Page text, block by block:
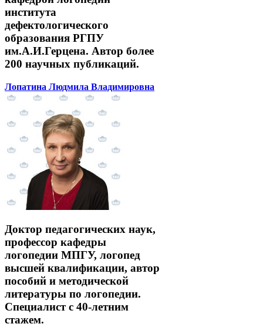
института
дефектологического
образования РГПУ
им.А.И.Герцена. Автор более
200 научных публикаций.
Лопатина Людмила Владимировна
Доктор педагогических наук,
профессор кафедры
логопедии МПГУ, логопед
высшей квалификации, автор
пособий и методической
литературы по логопедии.
Специалист с 40-летним
стажем.